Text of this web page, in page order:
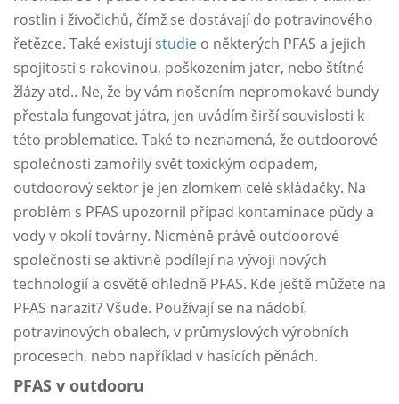
rostlin i živočichů, čímž se dostávají do potravinového
řetězce. Také existujístudie o některých PFAS a jejich
spojitosti s rakovinou, poškozením jater, nebo štítné
žlázy atd.. Ne, že by vám nošením nepromokavé bundy
přestala fungovat játra, jen uvádím širší souvislosti k
této problematice. Také to neznamená, že outdoorové
společnosti zamořily svět toxickým odpadem,
outdoorový sektor je jen zlomkem celé skládačky. Na
problém s PFAS upozornil případ kontaminace půdy a
vody v okolí továrny. Nicméně právě outdoorové
společnosti se aktivně podílejí na vývoji nových
technologií a osvětě ohledně PFAS. Kde ještě můžete na
PFAS narazit? Všude. Používají se na nádobí,
potravinových obalech, v průmyslových výrobních
procesech, nebo například v hasících pěnách.
PFAS v outdooru